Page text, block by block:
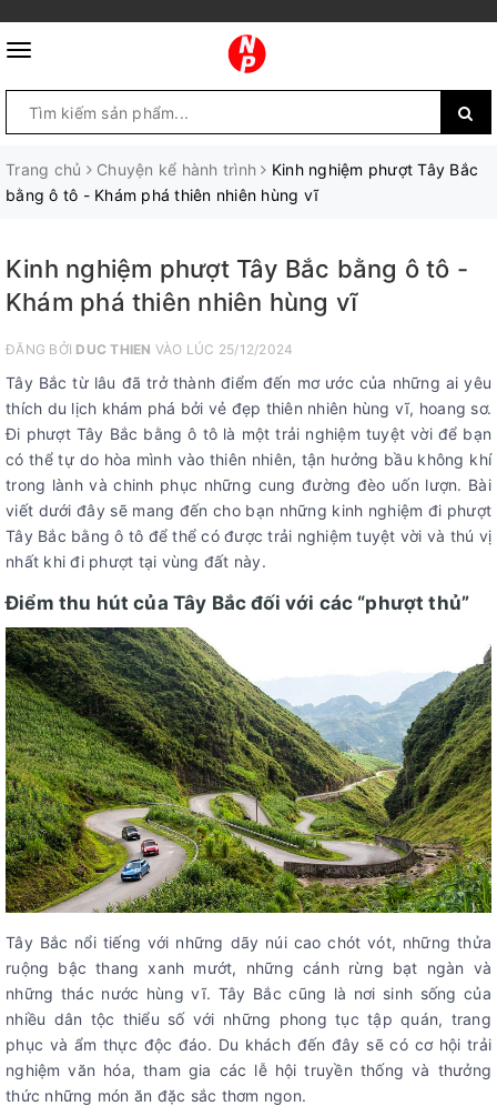
Trang chủ Chuyện kể hành trình
Kinh nghiệm phượt Tây Bắc
bằng ô tô - Khám phá thiên nhiên hùng vĩ
Kinh nghiệm phượt Tây Bắc bằng ô tô -
Khám phá thiên nhiên hùng vĩ
ĐĂNG BỞI DUC THIEN VÀO LÚC 25/12/2024
Tây Bắc từ lâu đã trở thành điểm đến mơ ước của những ai yêu
thích du lịch khám phá bởi vẻ đẹp thiên nhiên hùng vĩ, hoang sơ.
Đi phượt Tây Bắc bằng ô tô là một trải nghiệm tuyệt vời để bạn
có thể tự do hòa mình vào thiên nhiên, tận hưởng bầu không khí
trong lành và chinh phục những cung đường đèo uốn lượn. Bài
viết dưới đây sẽ mang đến cho bạn những kinh nghiệm đi phượt
Tây Bắc bằng ô tô để thể có được trải nghiệm tuyệt vời và thú vị
nhất khi đi phượt tại vùng đất này.
Điểm thu hút của Tây Bắc đối với các “phượt thủ”
Tây Bắc nổi tiếng với những dãy núi cao chót vót, những thửa
ruộng bậc thang xanh mướt, những cánh rừng bạt ngàn và
những thác nước hùng vĩ. Tây Bắc cũng là nơi sinh sống của
nhiều dân tộc thiểu số với những phong tục tập quán, trang
phục và ẩm thực độc đáo. Du khách đến đây sẽ có cơ hội trải
nghiệm văn hóa, tham gia các lễ hội truyền thống và thưởng
thức những món ăn đặc sắc thơm ngon.